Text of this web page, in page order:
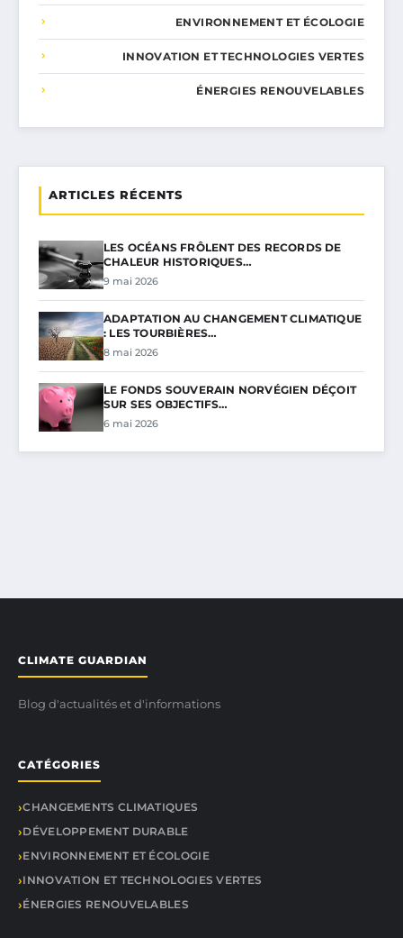
ENVIRONNEMENT ET ÉCOLOGIE
INNOVATION ET TECHNOLOGIES VERTES
ÉNERGIES RENOUVELABLES
ARTICLES RÉCENTS
LES OCÉANS FRÔLENT DES RECORDS DE
CHALEUR HISTORIQUES…
9 mai 2026
ADAPTATION AU CHANGEMENT CLIMATIQUE
: LES TOURBIÈRES…
8 mai 2026
LE FONDS SOUVERAIN NORVÉGIEN DÉÇOIT
SUR SES OBJECTIFS…
6 mai 2026
CLIMATE GUARDIAN
Blog d'actualités et d'informations
CATÉGORIES
CHANGEMENTS CLIMATIQUES
DÉVELOPPEMENT DURABLE
ENVIRONNEMENT ET ÉCOLOGIE
INNOVATION ET TECHNOLOGIES VERTES
ÉNERGIES RENOUVELABLES